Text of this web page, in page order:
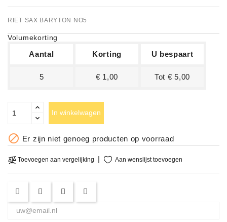
DEMO
OPRUIMING
CLINICS
VERHUUR,
SERVICE
&
DIENSTEN
RIET SAX BARYTON NO5
Volumekorting
Aantal Korting U bespaart
5 € 1,00 Tot € 5,00
In winkelwagen
 Er zijn niet genoeg producten op voorraad
Toevoegen aan vergelijking Aan wenslijst toevoegen